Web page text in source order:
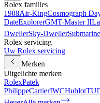
Rolex families
1908Air-KingCosmograph
DateExplorerGMT-Master II
DwellerSky-Dweller
Rolex servicing
Uw Rolex servicing
Merken
Uitgelichte merken
RolexPatek
PhilippeCartierIWCHublot